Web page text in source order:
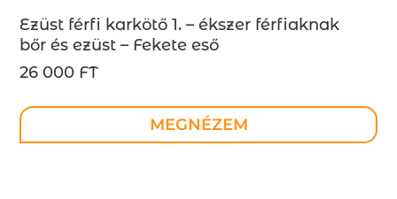
Ezüst férfi karkötő 1. – ékszer férfiaknak
bőr és ezüst – Fekete eső
26 000 FT
MEGNÉZEM